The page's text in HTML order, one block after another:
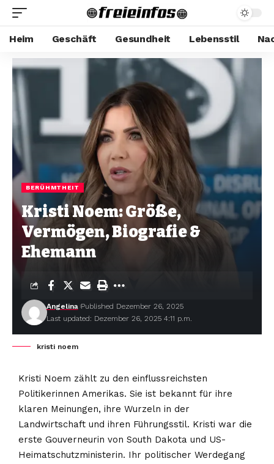
Heim Geschäft Gesundheit Lebensstil
BERÜHMTHEIT
Kristi Noem: Größe,
Vermögen, Biografie &
Ehemann
Last updated: Dezember 26, 2025 4:11 p.m.
Angelina Published Dezember 26, 2025
kristi noem
Kristi Noem zählt zu den einflussreichsten
Politikerinnen Amerikas. Sie ist bekannt für ihre
klaren Meinungen, ihre Wurzeln in der
Landwirtschaft und ihren Führungsstil. Kristi war die
erste Gouverneurin von South Dakota und US-
Heimatschutzministerin. Ihr politischer Werdegang